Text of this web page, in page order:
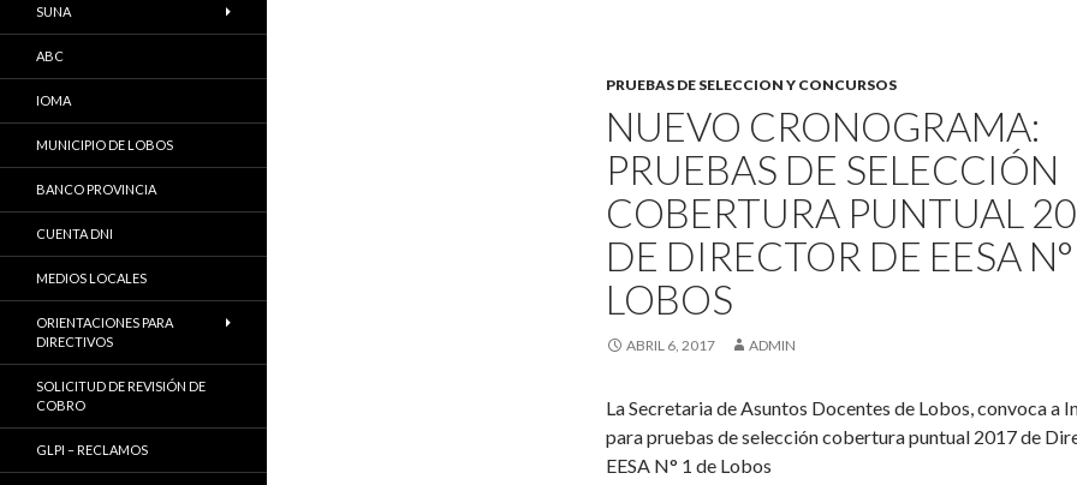
PRUEBAS DE SELECCION Y CONCURSOS
NUEVO CRONOGRAMA:
PRUEBAS DE SELECCIÓN
COBERTURA PUNTUAL
DE DIRECTOR DE EESA
LOBOS
ABRIL 6, 2017 ADMIN
La Secretaria de Asuntos Docentes de Lobos, convoca a
para pruebas de selección cobertura puntual 2017 de
EESA N° 1 de Lobos
SUNA
ABC
IOMA
MUNICIPIO DE LOBOS
BANCO PROVINCIA
CUENTA DNI
MEDIOS LOCALES
ORIENTACIONES PARA
DIRECTIVOS
SOLICITUD DE REVISIÓN DE
COBRO
GLPI – RECLAMOS